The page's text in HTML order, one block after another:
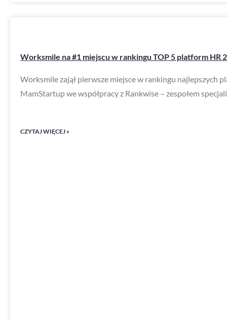
Worksmile na #1 miejscu w rankingu TOP 5 platform HR
Worksmile zajął pierwsze miejsce w rankingu najlepszych
MamStartup we współpracy z Rankwise – zespołem
CZYTAJ WIĘCEJ »